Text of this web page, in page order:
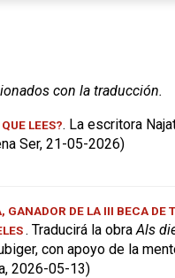
con la traducción.
LEES?. La escritora
Ser, 21-05-2026)
GANADOR DE LA III BECA DE
. Traducirá la obra Als
con apoyo de la
2026-05-13)